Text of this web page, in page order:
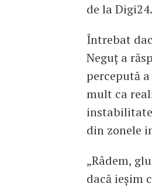
de la Digi24.
Întrebat
Neguț a
percepută
mult ca
din zonele
„Râdem,
dacă ieșim